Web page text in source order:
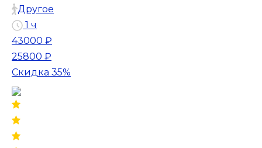
Другое
1 ч
43000 ₽
25800 ₽
Скидка 35%